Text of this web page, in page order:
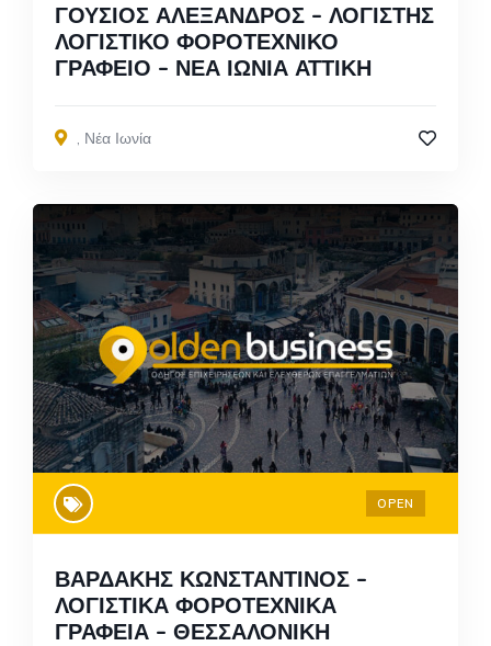
ΓΟΥΣΙΟΣ ΑΛΕΞΑΝΔΡΟΣ – ΛΟΓΙΣΤΗΣ
ΛΟΓΙΣΤΙΚΟ ΦΟΡΟΤΕΧΝΙΚΟ
ΓΡΑΦΕΙΟ – ΝΕΑ ΙΩΝΙΑ ΑΤΤΙΚΗ
, Νέα Ιωνία
OPEN
ΒΑΡΔΑΚΗΣ ΚΩΝΣΤΑΝΤΙΝΟΣ –
ΛΟΓΙΣΤΙΚΑ ΦΟΡΟΤΕΧΝΙΚΑ
ΓΡΑΦΕΙΑ – ΘΕΣΣΑΛΟΝΙΚΗ